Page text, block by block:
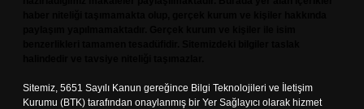
Sitemiz, 5651 Sayılı Kanun gereğince Bilgi Teknolojileri ve İletişim
Kurumu (BTK) tarafından onaylanmış bir Yer Sağlayıcı olarak hizmet